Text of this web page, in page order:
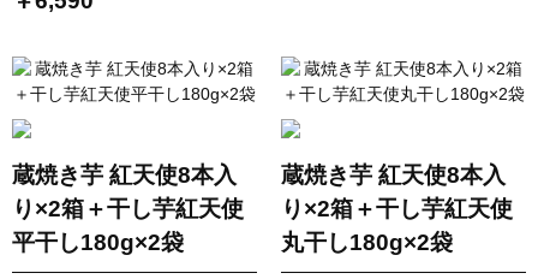
蔵焼き芋 紅天使8本入
り×2箱＋干し芋紅天使
平干し180g×2袋
蔵焼き芋 紅天使8本入
り×2箱＋干し芋紅天使
丸干し180g×2袋